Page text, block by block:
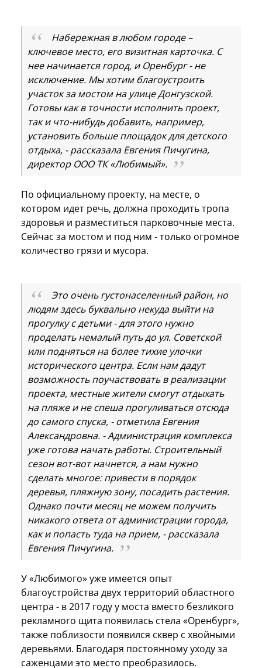
Набережная в любом городе –
ключевое место, его визитная карточка. С
нее начинается город, и Оренбург - не
исключение. Мы хотим благоустроить
участок за мостом на улице Донгузской.
Готовы как в точности исполнить проект,
так и что-нибудь добавить, например,
установить больше площадок для детского
отдыха, - рассказала Евгения Пичугина,
директор ООО ТК «Любимый».
По официальному проекту, на месте, о
котором идет речь, должна проходить тропа
здоровья и разместиться парковочные места.
Сейчас за мостом и под ним - только огромное
количество грязи и мусора.
Это очень густонаселенный район, но
людям здесь буквально некуда выйти на
прогулку с детьми - для этого нужно
проделать немалый путь до ул. Советской
или подняться на более тихие улочки
исторического центра. Если нам дадут
возможность поучаствовать в реализации
проекта, местные жители смогут отдыхать
на пляже и не спеша прогуливаться отсюда
до самого спуска, - отметила Евгения
Александровна. - Администрация комплекса
уже готова начать работы. Строительный
сезон вот-вот начнется, а нам нужно
сделать многое: привести в порядок
деревья, пляжную зону, посадить растения.
Однако почти месяц не можем получить
никакого ответа от администрации города,
как и попасть туда на прием, - рассказала
Евгения Пичугина.
У «Любимого» уже имеется опыт
благоустройства двух территорий областного
центра - в 2017 году у моста вместо безликого
рекламного щита появилась стела «Оренбург»,
также поблизости появился сквер с хвойными
деревьями. Благодаря постоянному уходу за
саженцами это место преобразилось.